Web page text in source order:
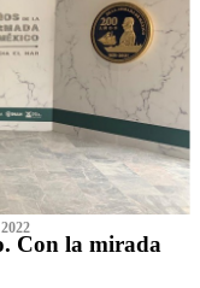
Con la mirada